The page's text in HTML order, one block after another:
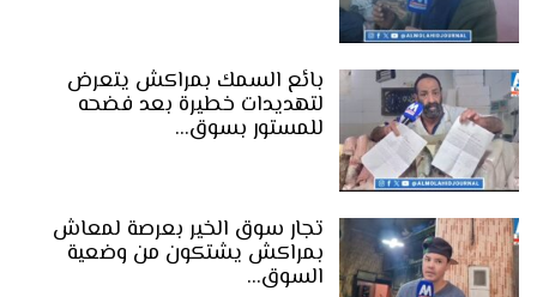
بائع السمك بمراكش يتعرض
لتهديدات خطيرة بعد فضحه
للمستور بسوق…
تجار سوق الخير بعرصة لمعاش
بمراكش يشتكون من وضعية
السوق…